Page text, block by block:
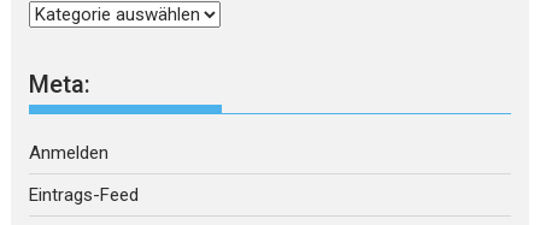
Kategorien
Meta:
Anmelden
Eintrags-Feed